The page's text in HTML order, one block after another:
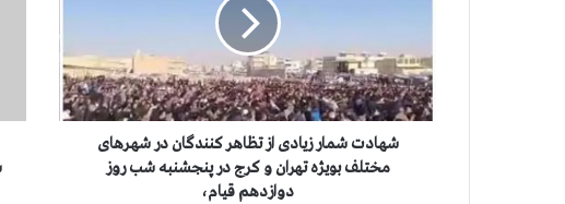
م
ر
شهادت شمار زیادی از تظاهر کنندگان در شهرهای
مختلف بویژه تهران و کرج در پنجشنبه شب روز
دوازدهم قیام،
ن